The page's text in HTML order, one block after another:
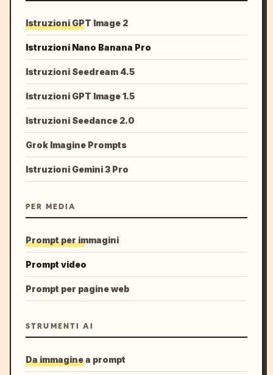
Istruzioni GPT Image 2
Istruzioni Nano Banana Pro
Istruzioni Seedream 4.5
Istruzioni GPT Image 1.5
Istruzioni Seedance 2.0
Grok Imagine Prompts
Istruzioni Gemini 3 Pro
PER MEDIA
Prompt per immagini
Prompt video
Prompt per pagine web
STRUMENTI AI
Da immagine a prompt